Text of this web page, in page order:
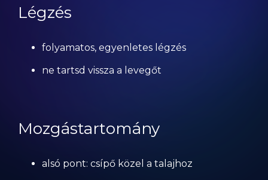
Légzés
folyamatos, egyenletes légzés
ne tartsd vissza a levegőt
Mozgástartomány
alsó pont: csípő közel a talajhoz